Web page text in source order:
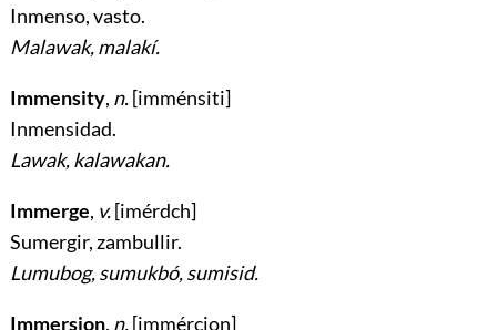
Inmenso, vasto.
Malawak, malakí.
Immensity, n.[imménsiti]
Inmensidad.
Lawak, kalawakan.
Immerge, v.[imérdch]
Sumergir, zambullir.
Lumubog, sumukbó, sumisid.
Immersion, n.[immércion]